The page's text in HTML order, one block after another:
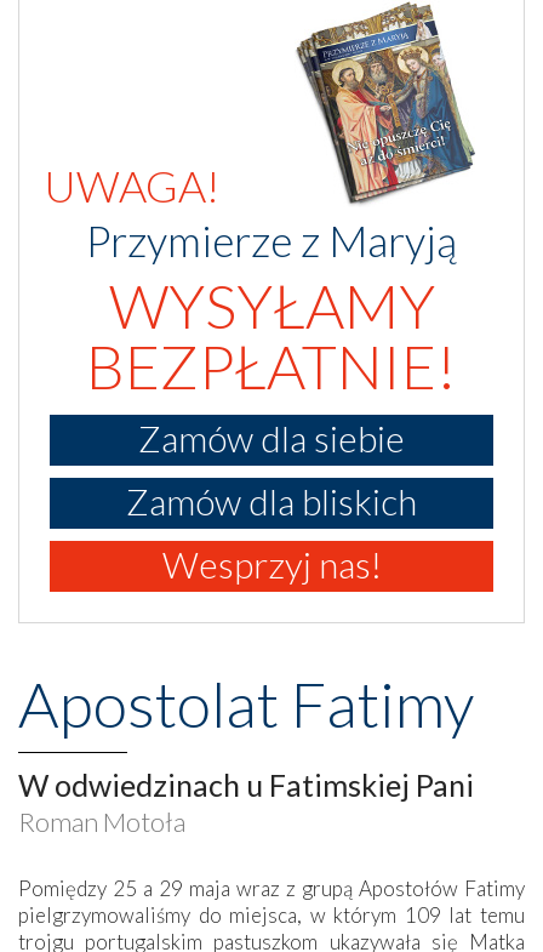
UWAGA!
Przymierze z Maryją
WYSYŁAMY
BEZPŁATNIE!
Zamów dla siebie
Zamów dla bliskich
Wesprzyj nas!
Apostolat Fatimy
W odwiedzinach u Fatimskiej Pani
Roman Motoła
Pomiędzy 25 a 29 maja wraz z grupą Apostołów Fatimy
pielgrzymowaliśmy do miejsca, w którym 109 lat temu
trojgu portugalskim pastuszkom ukazywała się Matka